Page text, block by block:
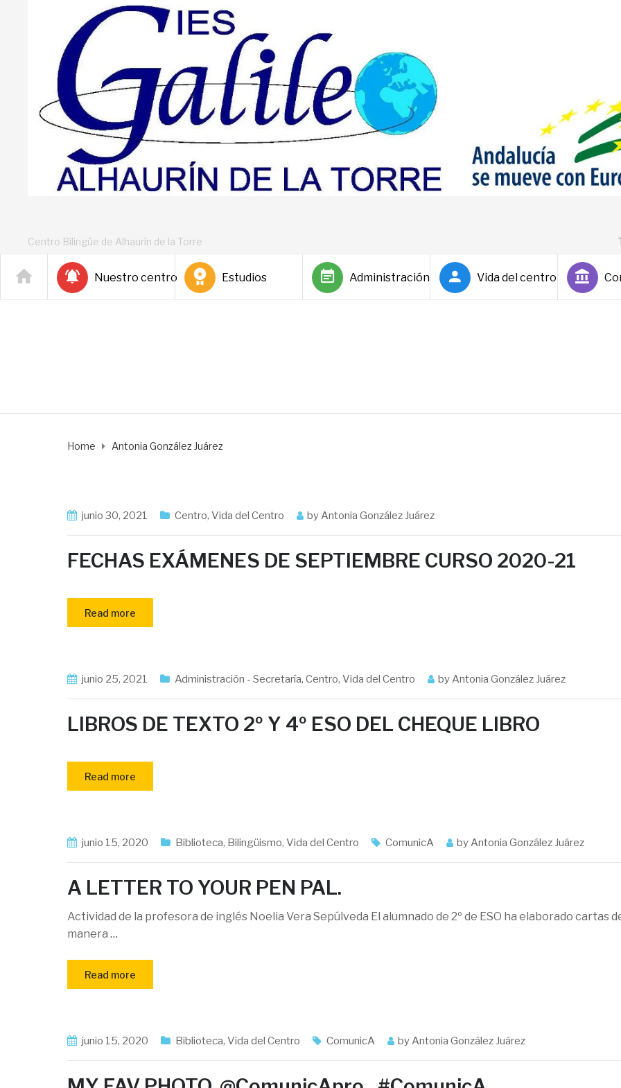
Centro Bilingüe de Alhaurín de la Torre
Nuestro centro Estudios Administración Vida del centro
Home Antonia González Juárez
junio 30, 2021 Centro, Vida del Centro byAntonia González Juárez
FECHAS EXÁMENES DE SEPTIEMBRE CURSO 2020-21
Read more
junio 25, 2021 Administración - Secretaría, Centro, Vida del Centro byAntonia González Juárez
LIBROS DE TEXTO 2º Y 4º ESO DEL CHEQUE LIBRO
Read more
junio 15, 2020 Biblioteca, Bilingüismo, Vida del Centro ComunicA byAntonia González Juárez
A LETTER TO YOUR PEN PAL.
Actividad de la profesora de inglés Noelia Vera Sepúlveda El alumnado de 2º de ESO ha elaborado cartas
manera …
Read more
junio 15, 2020 Biblioteca, Vida del Centro ComunicA byAntonia González Juárez